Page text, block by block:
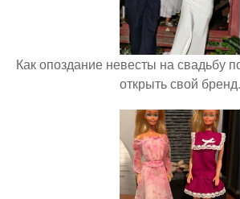
Как опоздание невесты на свадьбу
открыть свой бренд.